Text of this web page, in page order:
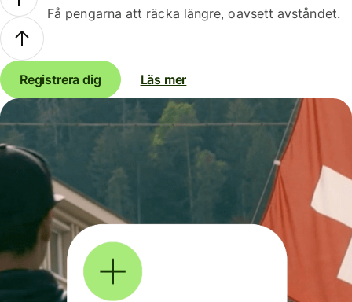
Få pengarna att räcka längre, oavsett avståndet.
Registrera dig Läs mer